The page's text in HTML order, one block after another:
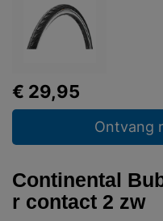
€ 29,95
Ontvang
Continental
r contact 2 zw